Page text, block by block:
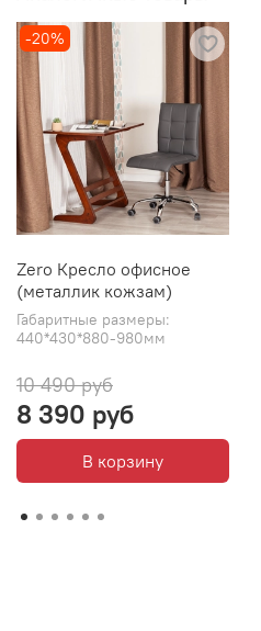
-20%
Zero Кресло офисное
(металлик кожзам)
Габаритные размеры:
440*430*880-980мм
10 490 руб
8 390 руб
В корзину